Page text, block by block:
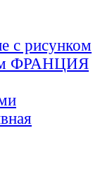
с рисунком
ФРАНЦИЯ